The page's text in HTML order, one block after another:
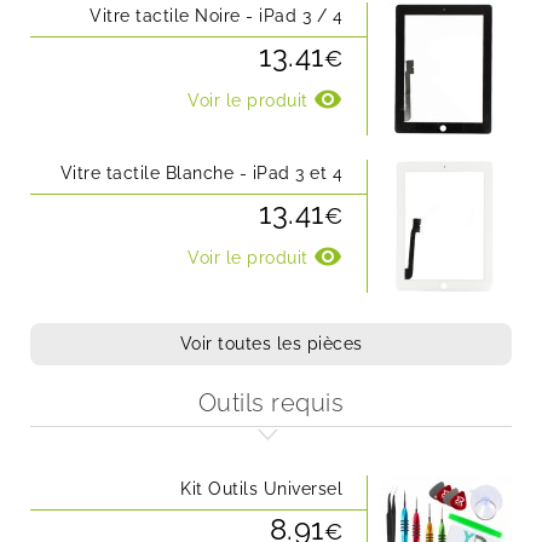
Vitre tactile Noire - iPad 3 / 4
13.41€
Voir le produit visibility
Vitre tactile Blanche - iPad 3 et 4
13.41€
Voir le produit visibility
Voir toutes les pièces
Outils requis
Kit Outils Universel
8.91€